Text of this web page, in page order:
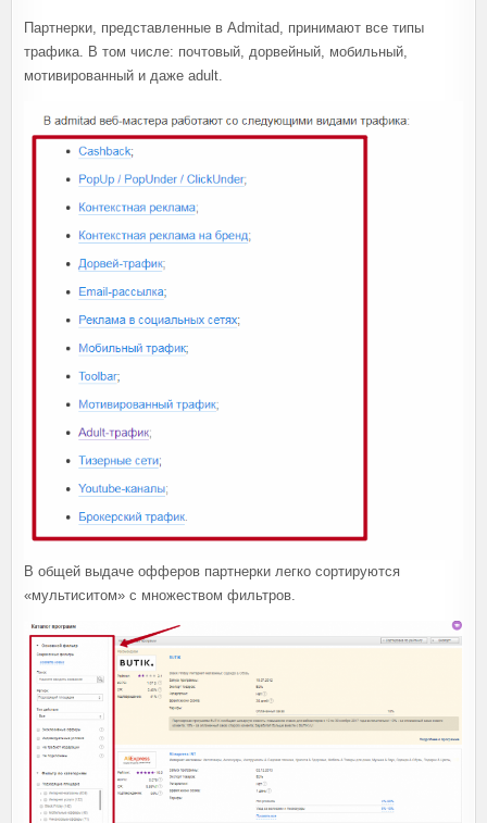
Партнерки, представленные в Admitad, принимают все типы
трафика. В том числе: почтовый, дорвейный, мобильный,
мотивированный и даже adult.
В общей выдаче офферов партнерки легко сортируются
«мультиситом» с множеством фильтров.